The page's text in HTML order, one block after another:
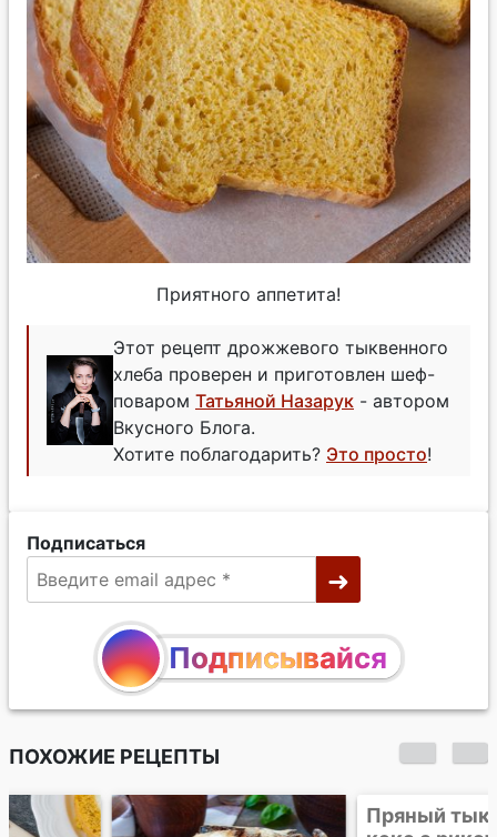
Приятного аппетита!
Этот рецепт дрожжевого тыквенного
хлеба проверен и приготовлен шеф-
поваром Татьяной Назарук - автором
Вкусного Блога.
Хотите поблагодарить? Это просто!
Подписаться
Подписывайся
ПОХОЖИЕ РЕЦЕПТЫ